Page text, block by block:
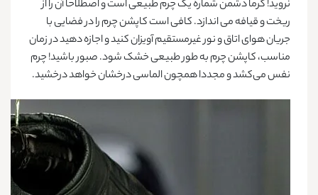
نروید! گرما دشمن شماره یک چرم طبیعی است و اصطلاحا آن را از
ریخت و قیافه می اندازد. کافی است کاپشن چرم را در فضایی با
جریان هوای اتاق و نور غیرمستقیم آویزان کنید و اجازه دهید در زمان
مناسب، کاپشن چرم به طور طبیعی خشک شود. صبور باشید! چرم
نفس می‌کشد و مجددا همچون الماسی درخشان خواهد درخشید.